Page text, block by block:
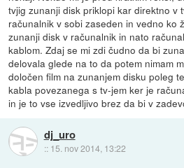
tvjig zunanji disk priklopi kar direktno v
računalnik v sobi zaseden in vedno ko
zunanji disk v računalnik in nato
kablom. Zdaj se mi zdi čudno da bi
delovala glede na to da potem nimam
določen film na zunanjem disku poleg
kabla povezanega s tv-jem ker je
in je to vse izvedljivo brez da bi v
dj_uro
:: 15. nov 2014, 13:22